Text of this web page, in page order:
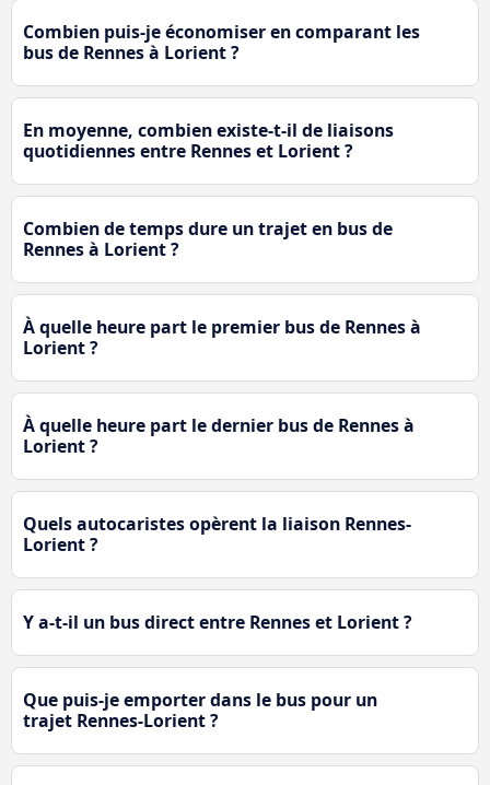
Combien puis-je économiser en comparant les
bus de Rennes à Lorient ?
En moyenne, combien existe-t-il de liaisons
quotidiennes entre Rennes et Lorient ?
Combien de temps dure un trajet en bus de
Rennes à Lorient ?
À quelle heure part le premier bus de Rennes à
Lorient ?
À quelle heure part le dernier bus de Rennes à
Lorient ?
Quels autocaristes opèrent la liaison Rennes-
Lorient ?
Y a-t-il un bus direct entre Rennes et Lorient ?
Que puis-je emporter dans le bus pour un
trajet Rennes-Lorient ?